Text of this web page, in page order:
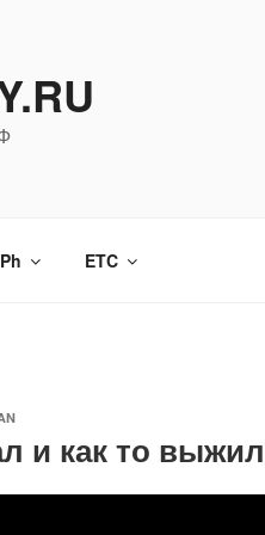
Ph ETC
и как то выжил